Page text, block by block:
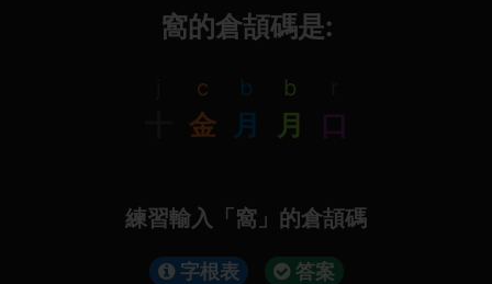
窩的倉頡碼是:
c
金
b
月
b
月
r
口
練習輸入「窩」的倉頡碼
字根表 答案